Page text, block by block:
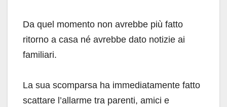
Da quel momento non avrebbe più fatto
ritorno a casa né avrebbe dato notizie ai
familiari.
La sua scomparsa ha immediatamente fatto
scattare l’allarme tra parenti, amici e